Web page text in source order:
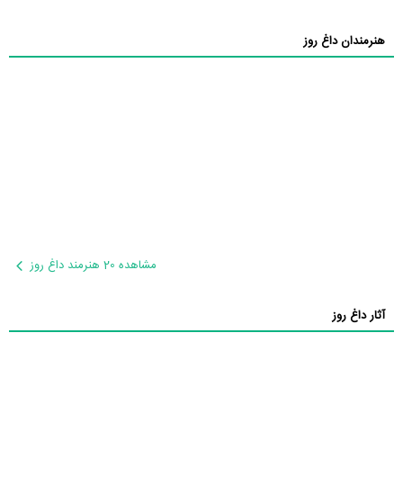
هنرمندان داغ روز
مشاهده 20 هنرمند داغ روز
آثار داغ روز